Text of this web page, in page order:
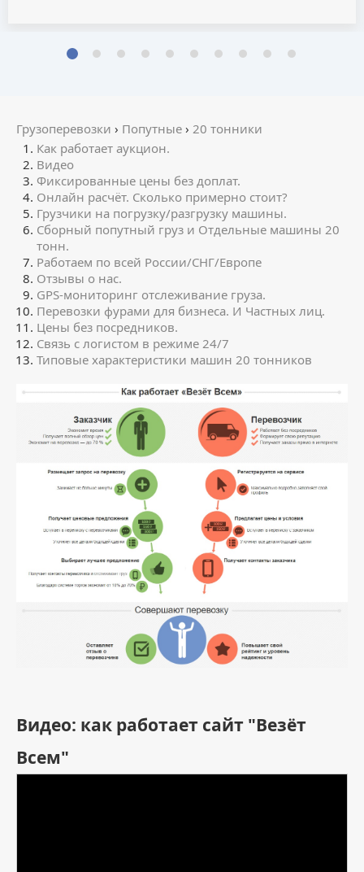
Грузоперевозки › Попутные › 20 тонники
Как работает аукцион.
Видео
Фиксированные цены без доплат.
Онлайн расчёт. Сколько примерно стоит?
Грузчики на погрузку/разгрузку машины.
Сборный попутный груз и Отдельные машины 20
тонн.
Работаем по всей России/СНГ/Европе
Отзывы о нас.
GPS-мониторинг отслеживание груза.
Перевозки фурами для бизнеса. И Частных лиц.
Цены без посредников.
Связь с логистом в режиме 24/7
Типовые характеристики машин 20 тонников
Видео: как работает сайт "Везёт
Всем"